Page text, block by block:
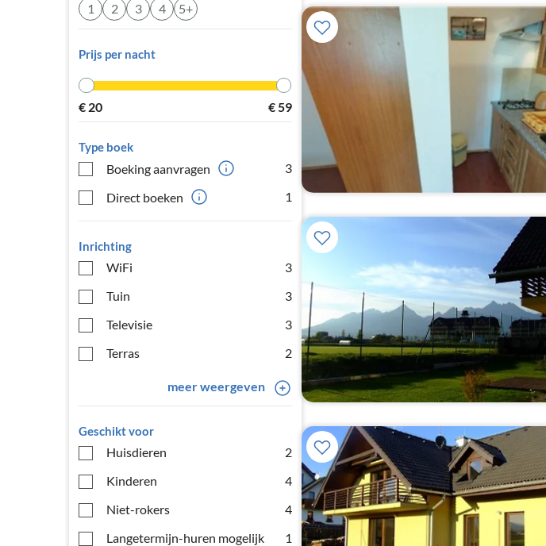
1 2 3 4 5+
Prijs per nacht
€ 20 €59
Type boek
Boeking aanvragen
3
Direct boeken
1
Inrichting
WiFi
3
Tuin
3
Televisie
3
Terras
2
meer weergeven
Geschikt voor
Huisdieren
2
Kinderen
4
Niet-rokers
4
Langetermijn-huren mogelijk
1